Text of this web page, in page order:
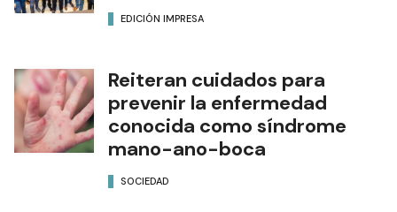
EDICIÓN IMPRESA
Reiteran cuidados para
prevenir la enfermedad
conocida como síndrome
mano-ano-boca
SOCIEDAD